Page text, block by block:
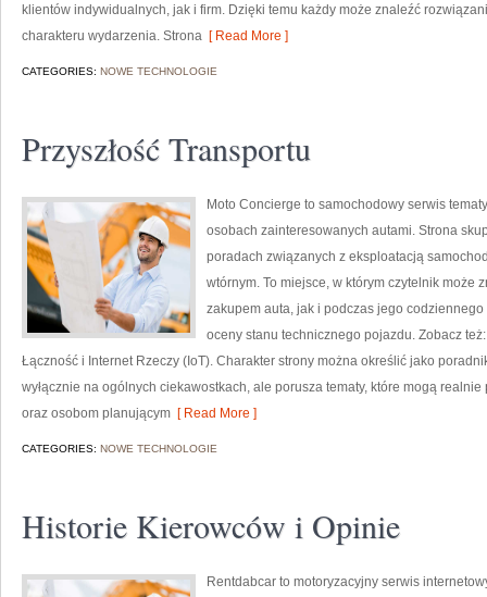
klientów indywidualnych, jak i firm. Dzięki temu każdy może znaleźć
charakteru wydarzenia. Strona [ Read More ]
CATEGORIES: NOWE TECHNOLOGIE
Przyszłość Transportu
Moto Concierge to samochodowy serwis
osobach zainteresowanych autami. Strona
poradach związanych z eksploatacją
wtórnym. To miejsce, w którym czytelnik
zakupem auta, jak i podczas jego
oceny stanu technicznego pojazdu. Zobacz
Łączność i Internet Rzeczy (IoT). Charakter strony można określić jako
wyłącznie na ogólnych ciekawostkach, ale porusza tematy, które mogą
oraz osobom planującym [ Read More ]
CATEGORIES: NOWE TECHNOLOGIE
Historie Kierowców i Opinie
Rentdabcar to motoryzacyjny serwis